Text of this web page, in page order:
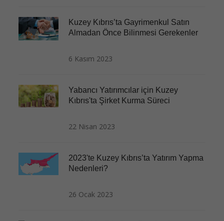
Kuzey Kıbrıs’ta Gayrimenkul Satın
Almadan Önce Bilinmesi Gerekenler
6 Kasım 2023
Yabancı Yatırımcılar için Kuzey
Kıbrıs'ta Şirket Kurma Süreci
22 Nisan 2023
2023'te Kuzey Kıbrıs’ta Yatırım Yapma
Nedenleri?
26 Ocak 2023